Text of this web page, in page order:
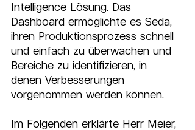
Intelligence Lösung. Das
Dashboard ermöglichte es Seda,
ihren Produktionsprozess schnell
und einfach zu überwachen und
Bereiche zu identifizieren, in
denen Verbesserungen
vorgenommen werden können.
Im Folgenden erklärte Herr Meier,